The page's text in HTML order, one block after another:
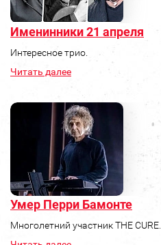
Именинники 21 апреля
Интересное трио.
Читать далее
Умер Перри Бамонте
Многолетний участник THE CURE.